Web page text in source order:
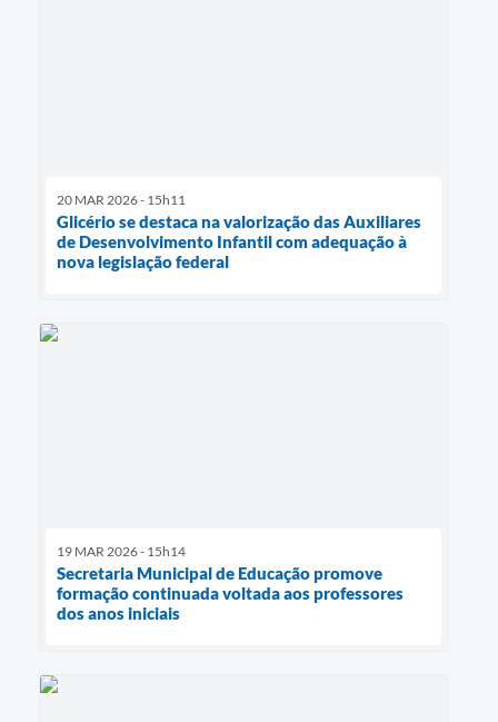
20 MAR 2026 - 15h11
Glicério se destaca na valorização das Auxiliares
de Desenvolvimento Infantil com adequação à
nova legislação federal
19 MAR 2026 - 15h14
Secretaria Municipal de Educação promove
formação continuada voltada aos professores
dos anos iniciais